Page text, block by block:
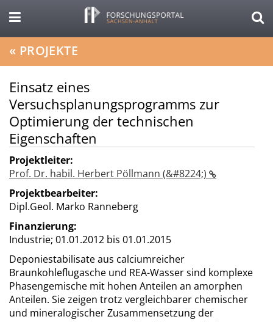
« PROJEKTE
Einsatz eines
Versuchsplanungsprogramms zur
Optimierung der technischen
Eigenschaften
Projektleiter:
Prof. Dr. habil. Herbert Pöllmann (&#8224;)
Projektbearbeiter:
Dipl.Geol. Marko Ranneberg
Finanzierung:
Industrie; 01.01.2012 bis 01.01.2015
Deponiestabilisate aus calciumreicher
Braunkohleflugasche und REA-Wasser sind komplexe
Phasengemische mit hohen Anteilen an amorphen
Anteilen. Sie zeigen trotz vergleichbarer chemischer
und mineralogischer Zusammensetzung der